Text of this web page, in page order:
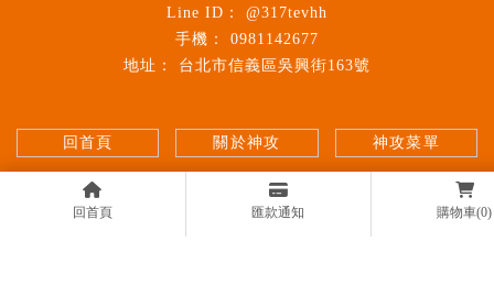
回首頁 匯款通知 購物車(0)
@317tevhh
0981142677
台北市信義區吳興街163號
回首頁 關於神攻 神攻菜單
美味一覽 門市據點